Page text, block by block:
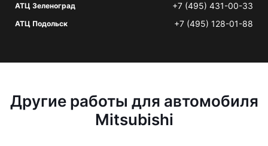
АТЦ Зеленоград +7 (495) 431-00-33
АТЦ Подольск +7 (495) 128-01-88
Другие работы для автомобиля
Mitsubishi